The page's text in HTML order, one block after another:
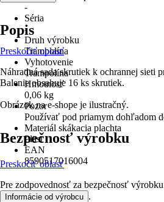
-
Séria
-
Druh výrobku
Trampolína
Vyhotovenie
Trampolína
Hmotnosť
0,06 kg
Pozor
Používať pod priamym dohľadom
Materiál skákacia plachta
Plast
EAN
8590517016004
Popis
Preskočiť oblasť
Náhradná sada skrutiek k ochrannej sieti
Balenie obsahuje 16 ks skrutiek.
Obrázok na e-shope je ilustračný.
Bezpečnosť výrobku
Preskočiť oblasť
Pre zodpovednosť za bezpečnosť
Informácie od výrobcu .